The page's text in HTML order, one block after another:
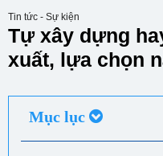
Tin tức - Sự kiện
Tự xây dựng
xuất, lựa chọn
Mục lục